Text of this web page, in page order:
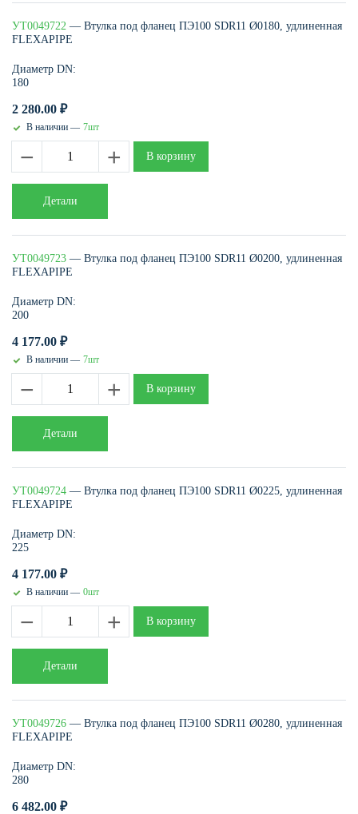
УТ0049722 — Втулка под фланец ПЭ100 SDR11 Ø0180, удлиненная
FLEXAPIPE
Детали
Диаметр DN:
180
2 280.00 ₽
В наличии — 7шт
− + В корзину
УТ0049723 — Втулка под фланец ПЭ100 SDR11 Ø0200, удлиненная
FLEXAPIPE
Детали
Диаметр DN:
200
4 177.00 ₽
В наличии — 7шт
− + В корзину
УТ0049724 — Втулка под фланец ПЭ100 SDR11 Ø0225, удлиненная
FLEXAPIPE
Детали
Диаметр DN:
225
4 177.00 ₽
В наличии — 0шт
− + В корзину
УТ0049726 — Втулка под фланец ПЭ100 SDR11 Ø0280, удлиненная
FLEXAPIPE
Диаметр DN:
280
6 482.00 ₽